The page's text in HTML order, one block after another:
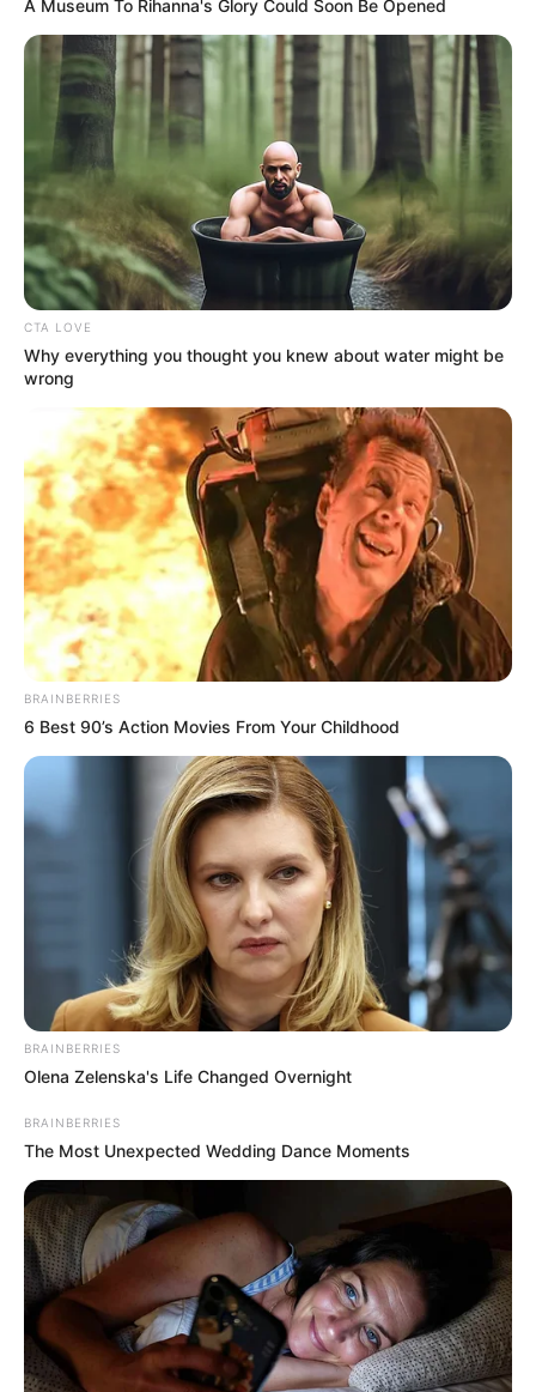
A Museum To Rihanna's Glory Could Soon Be Opened
CTA LOVE
Why everything you thought you knew about water might be
wrong
BRAINBERRIES
6 Best 90’s Action Movies From Your Childhood
BRAINBERRIES
Olena Zelenska's Life Changed Overnight
BRAINBERRIES
The Most Unexpected Wedding Dance Moments